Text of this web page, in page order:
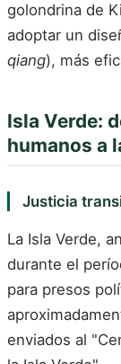
golondrina de
adoptar un
qiang), más
Isla Verde:
humanos a
Justicia
La Isla Verde,
durante el
para presos
enviados al